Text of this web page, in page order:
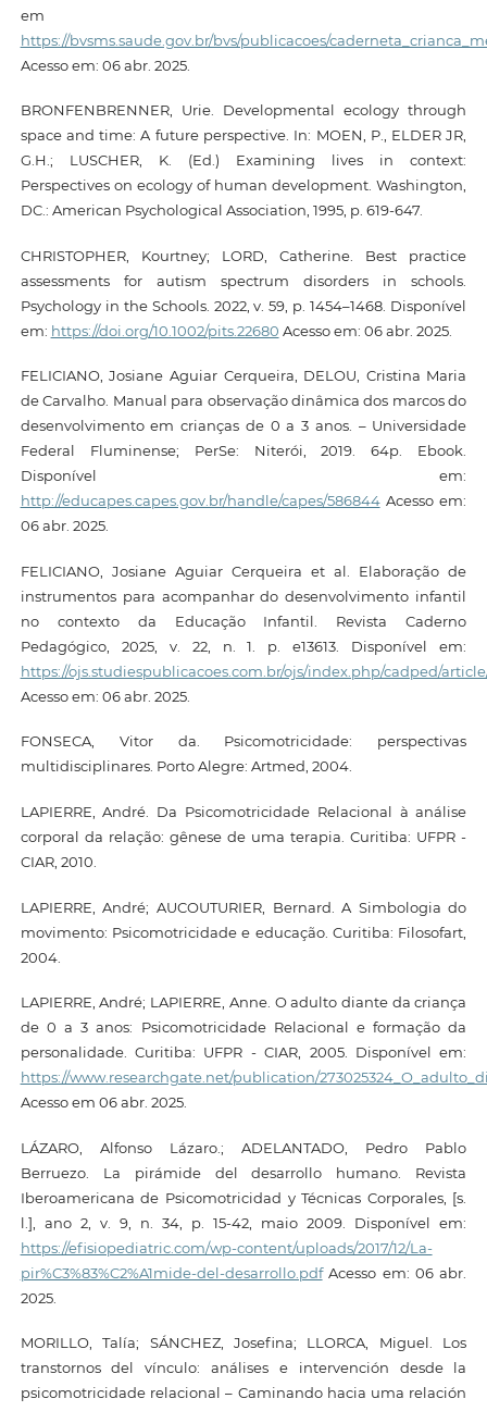
em
https://bvsms.saude.gov.br/bvs/publicacoes/
Acesso em: 06 abr. 2025.
BRONFENBRENNER, Urie. Developmental ecology through
space and time: A future perspective. In: MOEN, P., ELDER JR,
G.H.; LUSCHER, K. (Ed.) Examining lives in context:
Perspectives on ecology of human development. Washington,
DC.: American Psychological Association, 1995, p. 619-647.
CHRISTOPHER, Kourtney; LORD, Catherine. Best practice
assessments for autism spectrum disorders in schools.
Psychology in the Schools. 2022, v. 59, p. 1454–1468. Disponível
em: https://doi.org/10.1002/pits.22680 Acesso em: 06 abr. 2025.
FELICIANO, Josiane Aguiar Cerqueira, DELOU, Cristina Maria
de Carvalho. Manual para observação dinâmica dos marcos do
desenvolvimento em crianças de 0 a 3 anos. – Universidade
Federal Fluminense; PerSe: Niterói, 2019. 64p. Ebook.
Disponível em:
http://educapes.capes.gov.br/handle/capes/586844Acesso em:
06 abr. 2025.
FELICIANO, Josiane Aguiar Cerqueira et al. Elaboração de
instrumentos para acompanhar do desenvolvimento infantil
no contexto da Educação Infantil. Revista Caderno
Pedagógico, 2025, v. 22, n. 1. p. e13613. Disponível em:
https://ojs.studiespublicacoes.com.br/ojs/index.php/cadped/article/
Acesso em: 06 abr. 2025.
FONSECA, Vitor da. Psicomotricidade: perspectivas
multidisciplinares. Porto Alegre: Artmed, 2004.
LAPIERRE, André. Da Psicomotricidade Relacional à análise
corporal da relação: gênese de uma terapia. Curitiba: UFPR -
CIAR, 2010.
LAPIERRE, André; AUCOUTURIER, Bernard. A Simbologia do
movimento: Psicomotricidade e educação. Curitiba: Filosofart,
2004.
LAPIERRE, André; LAPIERRE, Anne. O adulto diante da criança
de 0 a 3 anos: Psicomotricidade Relacional e formação da
personalidade. Curitiba: UFPR - CIAR, 2005. Disponível em:
https://www.researchgate.net/publication/
Acesso em 06 abr. 2025.
LÁZARO, Alfonso Lázaro.; ADELANTADO, Pedro Pablo
Berruezo. La pirámide del desarrollo humano. Revista
Iberoamericana de Psicomotricidad y Técnicas Corporales, [s.
l.], ano 2, v. 9, n. 34, p. 15-42, maio 2009. Disponível em:
https://efisiopediatric.com/wp-content/uploads/2017/12/La-
pir%C3%83%C2%A1mide-del-desarrollo.pdfAcesso em: 06 abr.
2025.
MORILLO, Talía; SÁNCHEZ, Josefina; LLORCA, Miguel. Los
transtornos del vínculo: análises e intervención desde la
psicomotricidade relacional – Caminando hacia uma relación